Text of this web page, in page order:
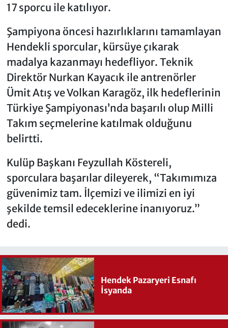
17 sporcu ile katılıyor.
Şampiyona öncesi hazırlıklarını tamamlayan
Hendekli sporcular, kürsüye çıkarak
madalya kazanmayı hedefliyor. Teknik
Direktör Nurkan Kayacık ile antrenörler
Ümit Atış ve Volkan Karagöz, ilk hedeflerinin
Türkiye Şampiyonası’nda başarılı olup Milli
Takım seçmelerine katılmak olduğunu
belirtti.
Kulüp Başkanı Feyzullah Köstereli,
sporculara başarılar dileyerek, “Takımımıza
güvenimiz tam. İlçemizi ve ilimizi en iyi
şekilde temsil edeceklerine inanıyoruz.”
dedi.
Hendek Pazaryeri Esnafı
İsyanda